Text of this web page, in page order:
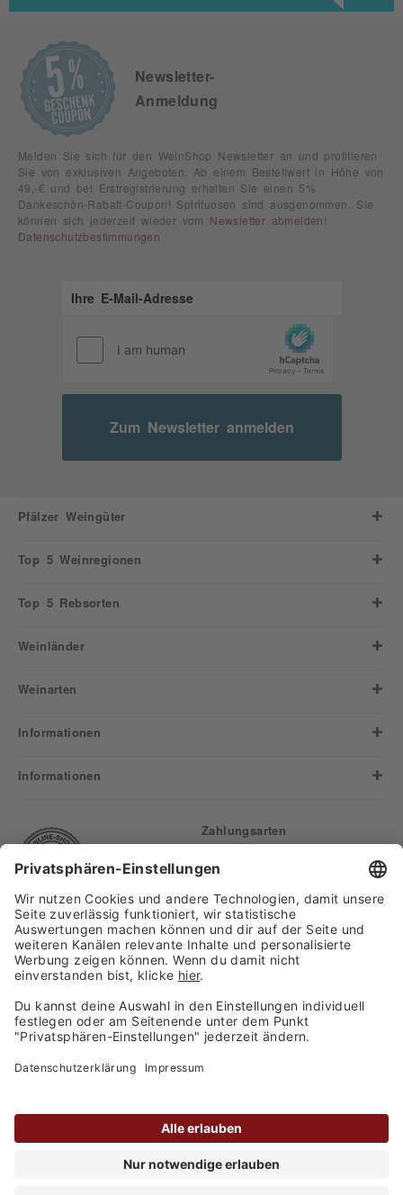
Newsletter-
Anmeldung
Melden Sie sich für den WeinShop Newsletter an und profitieren
Sie von exklusiven Angeboten. Ab einem Bestellwert in Höhe von
49,-€ und bei Erstregistrierung erhalten Sie einen 5%
Dankeschön-Rabatt-Coupon! Spirituosen sind ausgenommen. Sie
können sich jederzeit wieder vom Newsletter abmelden !
Datenschutzbestimmungen
Zum Newsletter anmelden
Pfälzer Weingüter
Top 5 Weinregionen
Top 5 Rebsorten
Weinländer
Weinarten
Informationen
Informationen
Versand
Zahlungsarten
Finden Sie uns auf: